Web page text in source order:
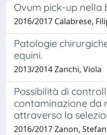
Ovum pick-up nella
2016/2017 Calabrese,
Patologie
equini.
2013/2014 Zanchi, Viola
Possibilità di
contaminazione da
attraverso la
2016/2017 Zanon,